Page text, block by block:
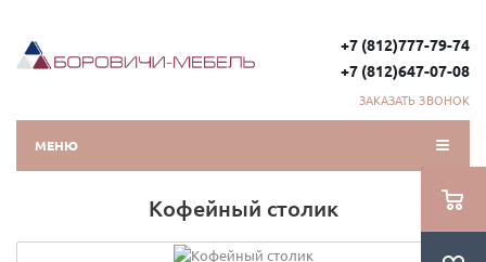
+7 (812)777-79-74
+7 (812)647-07-08
ЗАКАЗАТЬ ЗВОНОК
МЕНЮ
Кофейный столик